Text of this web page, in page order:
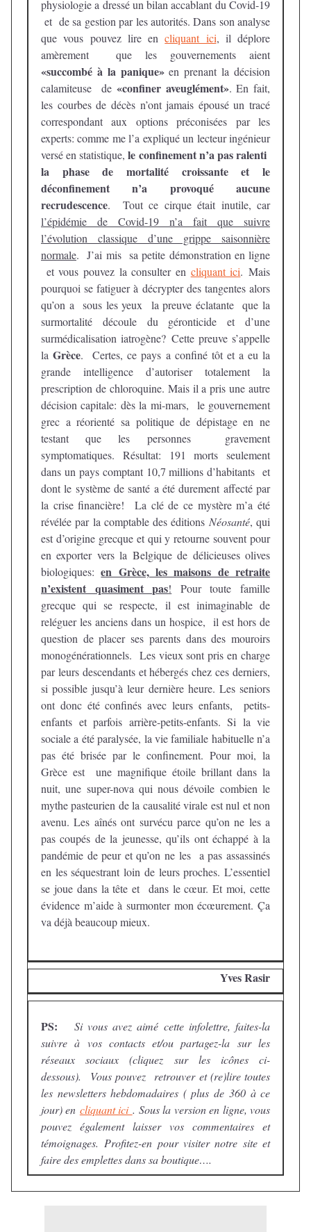
physiologie a dressé un bilan accablant du Covid-19
et de sa gestion par les autorités. Dans son analyse
que vous pouvez lire encliquant ici, il déplore
amèrement que les gouvernements aient
«succombé à la panique»en prenant la décision
calamiteuse de «confiner aveuglément». En fait,
les courbes de décès n’ont jamais épousé un tracé
correspondant aux options préconisées par les
experts: comme me l’a expliqué un lecteur ingénieur
versé en statistique,le confinement n’a pas ralenti
la phase de mortalité croissante et le
déconfinement n’a provoqué aucune
recrudescence. Tout ce cirque était inutile, car
l’épidémie de Covid-19 n’a fait que suivre
l’évolution classique d’une grippe saisonnière
normale. J’ai mis sa petite démonstration en ligne
et vous pouvez la consulter en cliquant ici. Mais
pourquoi se fatiguer à décrypter des tangentes alors
qu’on a sous les yeux la preuve éclatante que la
surmortalité découle du géronticide et d’une
surmédicalisation iatrogène? Cette preuve s’appelle
laGrèce. Certes, ce pays a confiné tôt et a eu la
grande intelligence d’autoriser totalement la
prescription de chloroquine. Mais il a pris une autre
décision capitale: dès la mi-mars, le gouvernement
grec a réorienté sa politique de dépistage en ne
testant que les personnes gravement
symptomatiques. Résultat: 191 morts seulement
dans un pays comptant 10,7 millions d’habitants et
dont le système de santé a été durement affecté par
la crise financière! La clé de ce mystère m’a été
révélée par la comptable des éditions Néosanté, qui
est d’origine grecque et qui y retourne souvent pour
en exporter vers la Belgique de délicieuses olives
biologiques:en Grèce, les maisons de retraite
n’existent quasiment pas! Pour toute famille
grecque qui se respecte, il est inimaginable de
reléguer les anciens dans un hospice, il est hors de
question de placer ses parents dans des mouroirs
monogénérationnels. Les vieux sont pris en charge
par leurs descendants et hébergés chez ces derniers,
si possible jusqu’à leur dernière heure. Les seniors
ont donc été confinés avec leurs enfants, petits-
enfants et parfois arrière-petits-enfants. Si la vie
sociale a été paralysée, la vie familiale habituelle n’a
pas été brisée par le confinement. Pour moi, la
Grèce est une magnifique étoile brillant dans la
nuit, une super-nova qui nous dévoile combien le
mythe pasteurien de la causalité virale est nul et non
avenu. Les aînés ont survécu parce qu’on ne les a
pas coupés de la jeunesse, qu’ils ont échappé à la
pandémie de peur et qu’on ne les a pas assassinés
en les séquestrant loin de leurs proches. L’essentiel
se joue dans la tête et dans le cœur. Et moi, cette
évidence m’aide à surmonter mon écœurement. Ça
va déjà beaucoup mieux.
Yves Rasir
PS: Si vous avez aimé cette infolettre, faites-la
suivre à vos contacts et/ou partagez-la sur les
réseaux sociaux (cliquez sur les icônes ci-
dessous). Vous pouvez retrouver et (re)lire toutes
les newsletters hebdomadaires ( plus de 360 à ce
jour) en cliquant ici . Sous la version en ligne, vous
pouvez également laisser vos commentaires et
témoignages. Profitez-en pour visiter notre site et
faire des emplettes dans sa boutique….